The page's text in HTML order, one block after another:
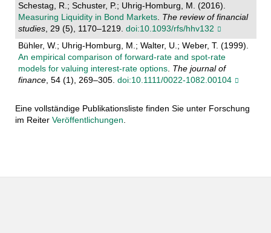
Schestag, R.; Schuster, P.; Uhrig-Homburg, M. (2016).
Measuring Liquidity in Bond Markets. The review of financial
studies, 29 (5), 1170–1219. doi:10.1093/rfs/hhv132
Bühler, W.; Uhrig-Homburg, M.; Walter, U.; Weber, T. (1999).
An empirical comparison of forward-rate and spot-rate
models for valuing interest-rate options. The journal of
finance, 54 (1), 269–305. doi:10.1111/0022-1082.00104
Eine vollständige Publikationsliste finden Sie unter Forschung
im Reiter Veröffentlichungen